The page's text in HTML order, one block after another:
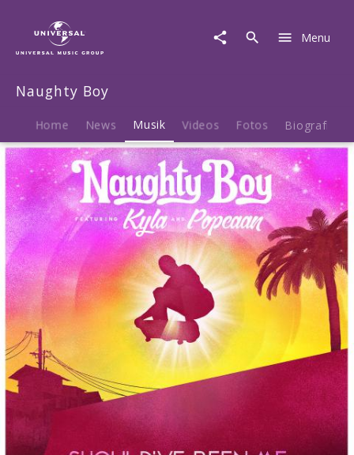
Musik
Should've
feat.
Kyla
&
Popcaan
Menu
Naughty Boy
Home News Musik Videos Fotos Biografie